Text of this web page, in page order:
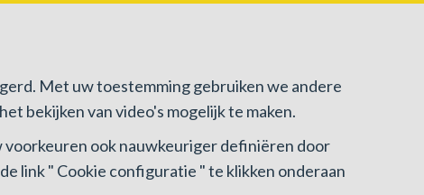
Met uw toestemming gebruiken we andere
bekijken van video's mogelijk te maken.
voorkeuren ook nauwkeuriger definiëren door
link " Cookie configuratie " te klikken onderaan
Toezichthoudende Autoriteit : Beroepinstituut van